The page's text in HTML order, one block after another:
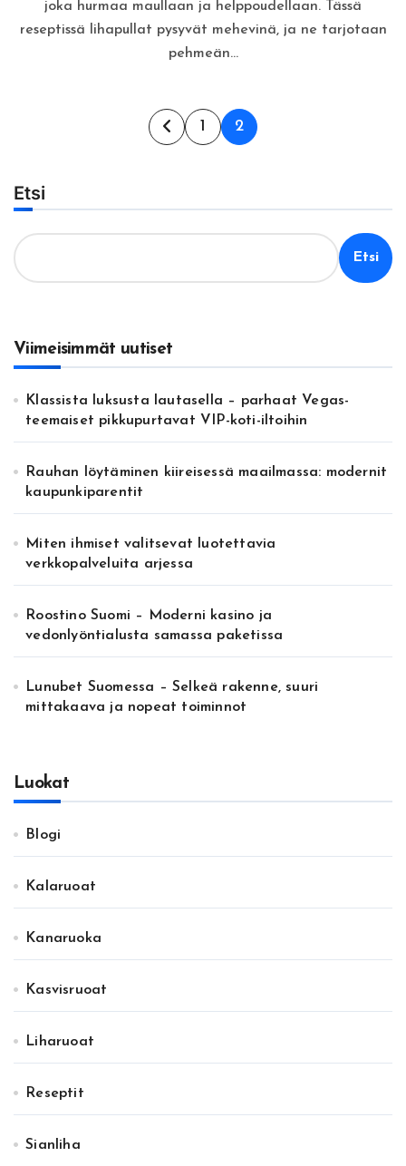
joka hurmaa maullaan ja helppoudellaan. Tässä
reseptissä lihapullat pysyvät mehevinä, ja ne tarjotaan
pehmeän…
Artikkelien
1 2
Etsi
Etsi
Viimeisimmät uutiset
Klassista luksusta lautasella – parhaat Vegas-
teemaiset pikkupurtavat VIP-koti-iltoihin
Rauhan löytäminen kiireisessä maailmassa: modernit
kaupunkiparentit
Miten ihmiset valitsevat luotettavia
verkkopalveluita arjessa
Roostino Suomi – Moderni kasino ja
vedonlyöntialusta samassa paketissa
Lunubet Suomessa – Selkeä rakenne, suuri
mittakaava ja nopeat toiminnot
Luokat
Blogi
Kalaruoat
Kanaruoka
Kasvisruoat
Liharuoat
Reseptit
Sianliha